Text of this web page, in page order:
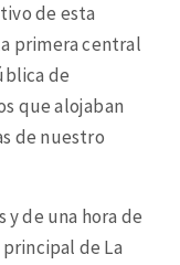
de esta
primera central
de
que alojaban
de nuestro
de una hora de
de La